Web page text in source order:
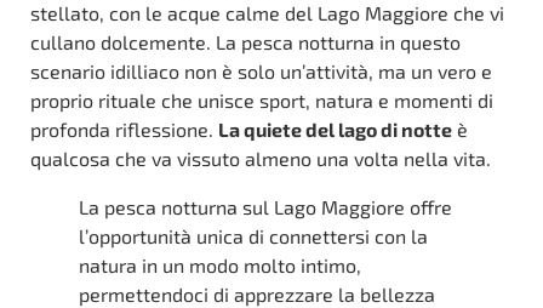
stellato, con le acque calme del Lago Maggiore che vi
cullano dolcemente. La pesca notturna in questo
scenario idilliaco non è solo un’attività, ma un vero e
proprio rituale che unisce sport, natura e momenti di
profonda riflessione. La quiete del lago di notte è
qualcosa che va vissuto almeno una volta nella vita.
La pesca notturna sul Lago Maggiore offre
l’opportunità unica di connettersi con la
natura in un modo molto intimo,
permettendoci di apprezzare la bellezza